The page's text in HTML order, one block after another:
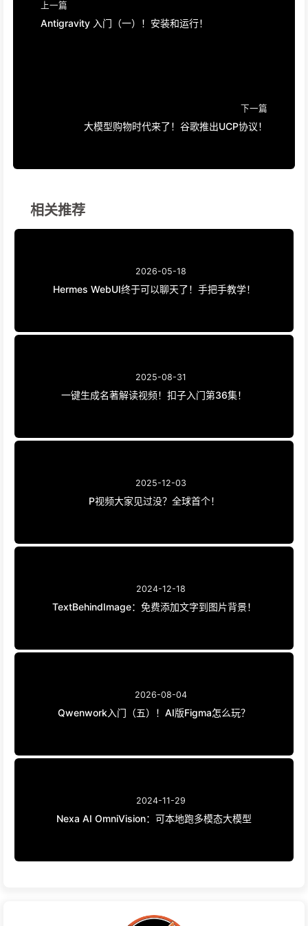
上一篇
Antigravity 入门（一）！安装和运行！
下一篇
大模型购物时代来了！谷歌推出UCP协议！
相关推荐
2026-05-18
Hermes WebUI终于可以聊天了！手把手教学！
2025-08-31
一键生成名著解读视频！扣子入门第36集！
2025-12-03
P视频大家见过没？全球首个！
2024-12-18
TextBehindImage：免费添加文字到图片背景！
2026-08-04
Qwenwork入门（五）！AI版Figma怎么玩？
2024-11-29
Nexa AI OmniVision：可本地跑多模态大模型